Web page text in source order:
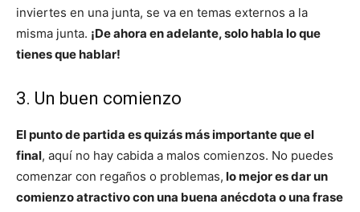
inviertes en una junta, se va en temas externos a la
misma junta. ¡De ahora en adelante, solo habla lo que
tienes que hablar!
3. Un buen comienzo
El punto de partida es quizás más importante que el
final, aquí no hay cabida a malos comienzos. No puedes
comenzar con regaños o problemas, lo mejor es dar un
comienzo atractivo con una buena anécdota o una frase